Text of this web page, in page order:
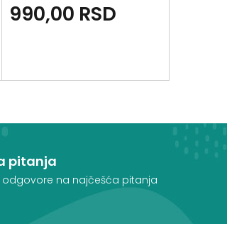
990,00 RSD
pitanja
odgovore na najčešća pitanja